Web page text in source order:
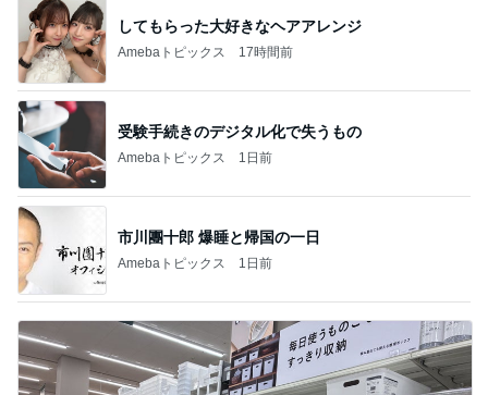
してもらった大好きなヘアアレンジ
Amebaトピックス 17時間前
受験手続きのデジタル化で失うもの
Amebaトピックス 1日前
市川團十郎 爆睡と帰国の一日
Amebaトピックス 1日前